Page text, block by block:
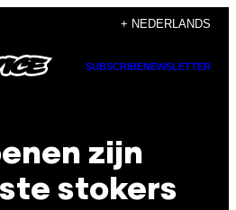
+ NEDERLANDS
SUBSCRIBENEWSLETTER
zijn
stokers